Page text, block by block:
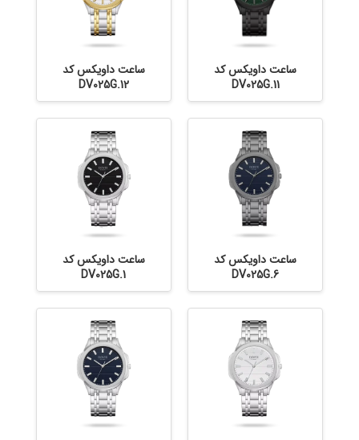
ساعت داویکس کد
DV025G.11
ساعت داویکس کد
DV025G.12
ساعت داویکس کد
DV025G.6
ساعت داویکس کد
DV025G.1